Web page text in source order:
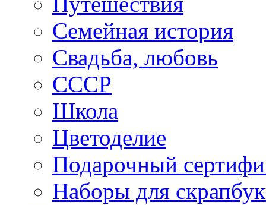
Семейная история
Свадьба, любовь
СССР
Школа
Цветоделие
Подарочный
Наборы для